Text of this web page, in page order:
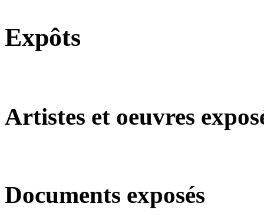
Expôts
Artistes et oeuvres
Documents exposés